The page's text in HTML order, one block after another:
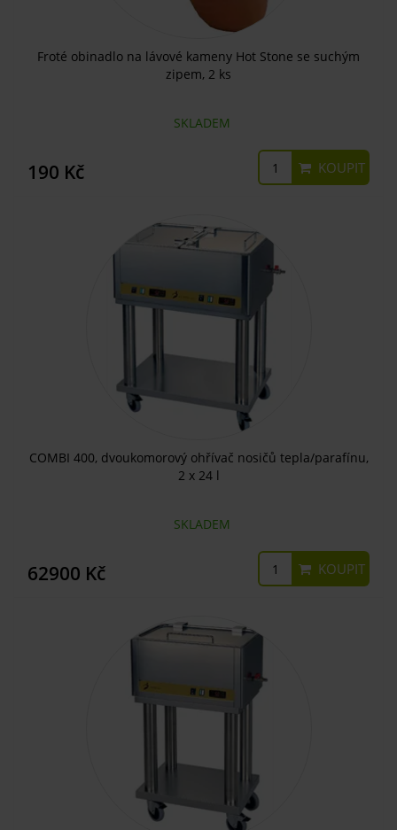
Froté obinadlo na lávové kameny Hot Stone se suchým
zipem, 2 ks
SKLADEM
190 Kč KOUPIT
COMBI 400, dvoukomorový ohřívač nosičů tepla/parafínu,
2 x 24 l
SKLADEM
62900 Kč KOUPIT